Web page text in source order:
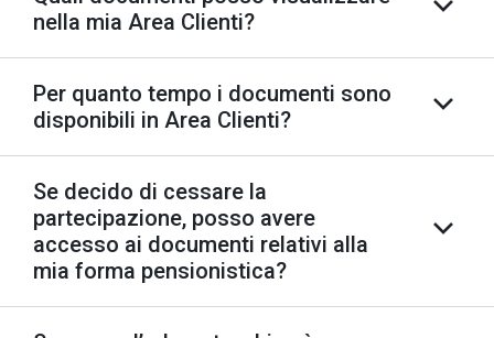
nella mia Area Clienti?
Per quanto tempo i documenti sono
disponibili in Area Clienti?
Se decido di cessare la
partecipazione, posso avere
accesso ai documenti relativi alla
mia forma pensionistica?